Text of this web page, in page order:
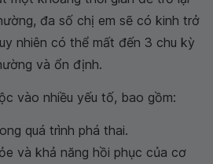
đa số chị em sẽ có kinh trở
nhiên có thể mất đến 3 chu kỳ
và ổn định.
vào nhiều yếu tố, bao gồm:
quá trình phá thai.
và khả năng hồi phục của cơ